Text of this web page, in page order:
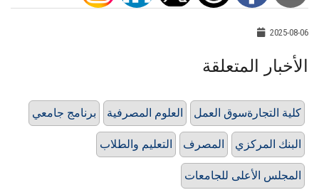
2025-08-06
الأخبار المتعلقة
برنامج جامعي العلوم المصرفية كلية التجارةسوق العمل
التعليم والطلاب المصرف البنك المركزي
المجلس الأعلى للجامعات